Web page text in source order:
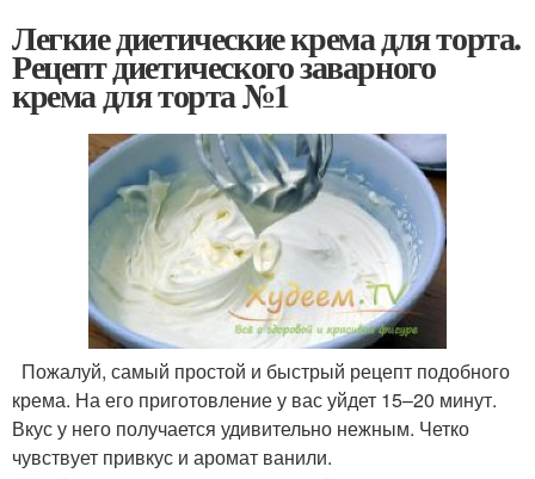
Легкие диетические крема для торта.
Рецепт диетического заварного
крема для торта №1
Пожалуй, самый простой и быстрый рецепт подобного
крема. На его приготовление у вас уйдет 15–20 минут.
Вкус у него получается удивительно нежным. Четко
чувствует привкус и аромат ванили.